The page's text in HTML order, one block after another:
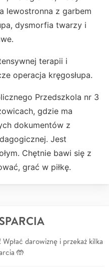
lewostronna z garbem
dysmorfia twarzy i
terapii i
operacja kręgosłupa.
Przedszkola nr 3
gdzie ma
dokumentów z
Jest
Chętnie bawi się z
grać w piłkę.
darowiznę i przekaż kilka
🤲